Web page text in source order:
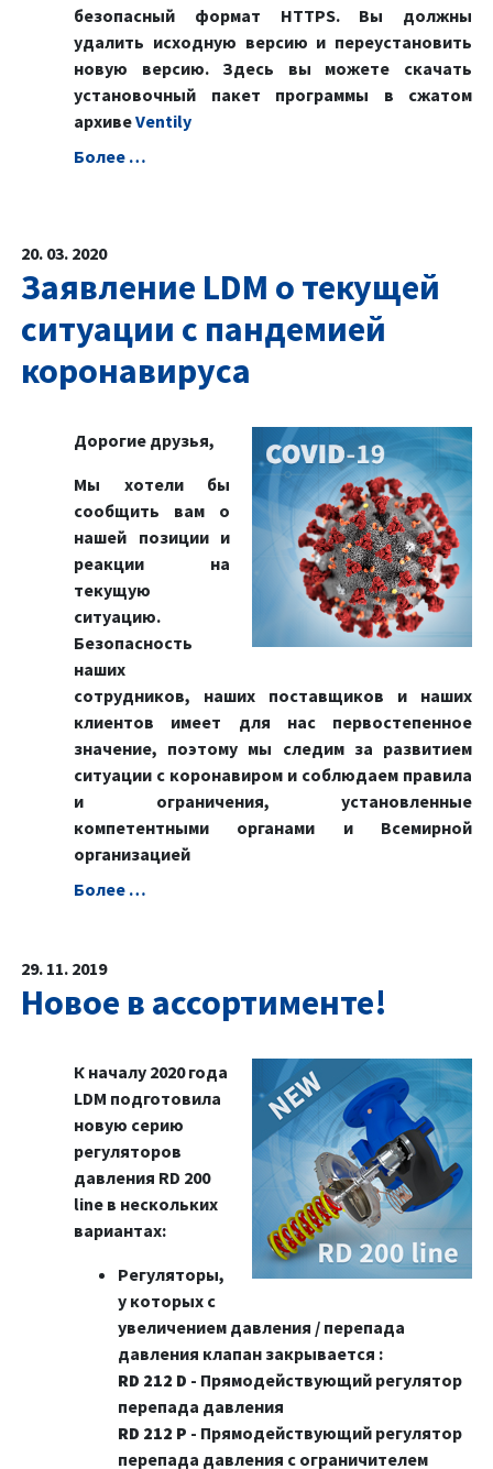
безопасный формат HTTPS. Вы должны
удалить исходную версию и переустановить
новую версию. Здесь вы можете скачать
установочный пакет программы в сжатом
архивеVentily
Болeе …
20. 03. 2020
Заявление LDM о текущей
ситуации с пандемией
коронавируса
Дорогие друзья,
Мы хотели бы
сообщить вам о
нашей позиции и
реакции на
текущую
ситуацию.
Безопасность
наших
сотрудников, наших поставщиков и наших
клиентов имеет для нас первостепенное
значение, поэтому мы следим за развитием
ситуации с коронавиром и соблюдаем правила
и ограничения, установленные
компетентными органами и Всемирной
организацией
Болeе …
29. 11. 2019
Новое в ассортименте!
К началу 2020 года
LDM подготовила
новую серию
регуляторов
давления RD 200
line в нескольких
вариантах:
Регуляторы,
у которых с
увеличением давления / перепада
давления клапан закрывается :
RD 212 D - Прямодействующий регулятор
перепада давления
RD 212 P - Прямодействующий регулятор
перепада давления с ограничителем